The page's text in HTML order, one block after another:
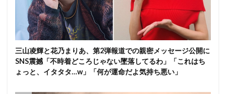
三山凌輝と花乃まりあ、第2弾報道での親密メッセージ公開に
SNS震撼「不時着どころじゃない墜落してるわ」「これはち
ょっと、イタタタ…w」「何が運命だよ気持ち悪い」